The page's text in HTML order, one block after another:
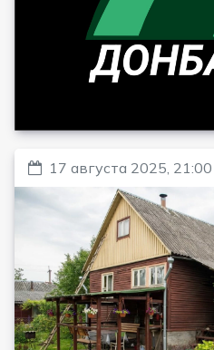
17 августа 2025, 21:00